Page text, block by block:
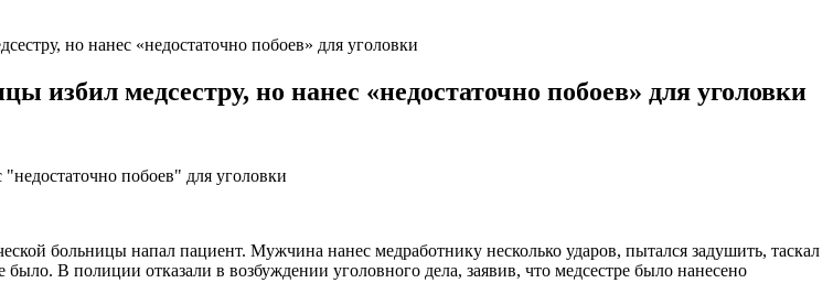
но нанес «недостаточно побоев» для уголовки
избил медсестру, но нанес «недостаточно побоев» для уголовки
больницы напал пациент. Мужчина нанес медработнику несколько ударов, пытался задушить, таскал
В полиции отказали в возбуждении уголовного дела, заявив, что медсестре было нанесено